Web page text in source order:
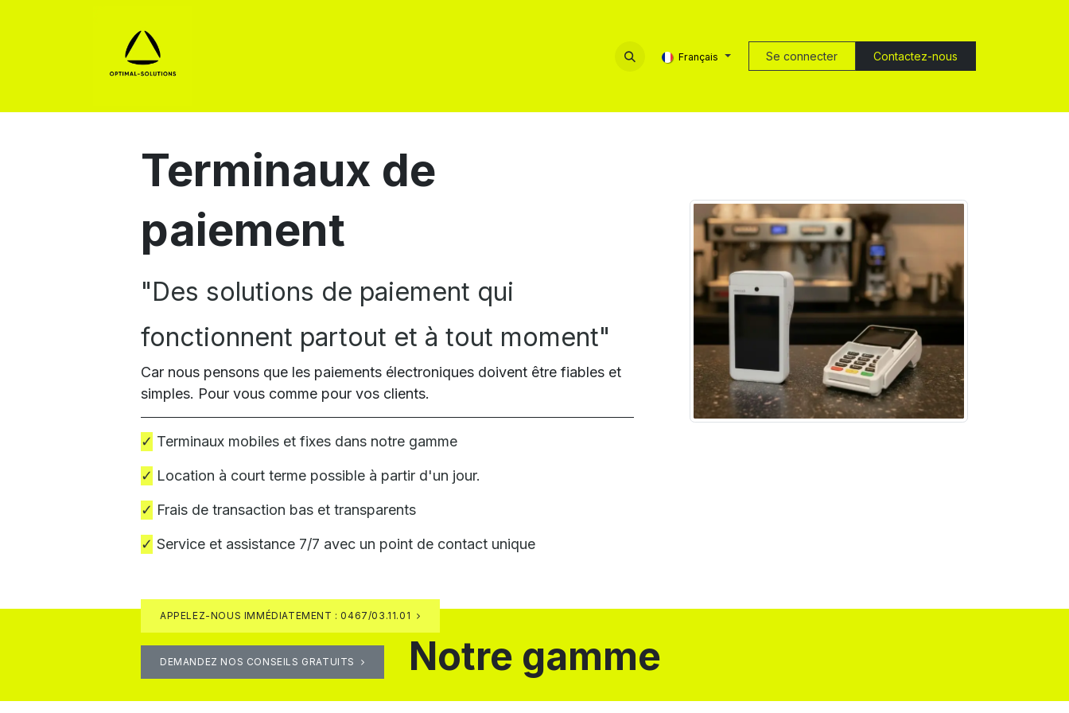
Français Se connecter Contactez-nous
Terminaux de
paiement
"Des solutions de paiement qui
fonctionnent partout et à tout moment"
Car nous pensons que les paiements électroniques doivent être fiables et
simples. Pour vous comme pour vos clients.
✓ Terminaux mobiles et fixes dans notre gamme
✓ Location à court terme possible à partir d'un jour.
✓ Frais de transaction bas et transparents
✓ Service et assistance 7/7 avec un point de contact unique
APPELEZ-NOUS IMMÉDIATEMENT : 0467/03.11.01
DEMANDEZ NOS CONSEILS GRATUITS Notre gamme